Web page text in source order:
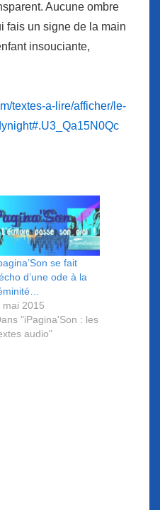
Aucune ombre
fais un signe de la main
insouciante,
textes-a-lire/afficher/le-
se fait
d’une ode à la
mai 2015
"iPagina'Son : les
audio"